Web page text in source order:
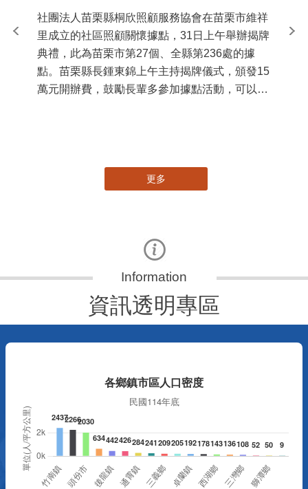
社團法人苗栗縣桐欣照顧服務協會在苗栗市維祥
里成立的社區照顧關懷據點，31日上午舉辦揭牌
典禮，此為苗栗市第27個、全縣第236處的據
點。苗栗縣長鍾東錦上午主持揭牌儀式，頒發15
萬元開辦費，鼓勵長輩多參加據點活動，可以更
苗
更多
資訊透明專區